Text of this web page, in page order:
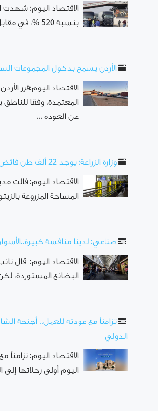
بنسبة 520 %، في مقابل انخفاض المستوردات بنسبة 9 %، حيث ...
الأردن يسمح بدخول المجموعات
الاقتصاد اليوم:قرر
المعتمدة، وفقا
عن العوده ...
وزارة الزراعة: يوجد 22 ألف طن فائض للتصدير من زيت الزيتون
الاقتصاد اليوم: قالت
المساحة ‏المزروعة بالزيتون في سوريا
صناعي: لدينا منافسة
الاقتصاد اليوم: قال
البضائع المستوردة،
تزامناً مع عودته للعمل.. أجنحة
الدولي
الاقتصاد اليوم:
اليوم أولى رحلاتها